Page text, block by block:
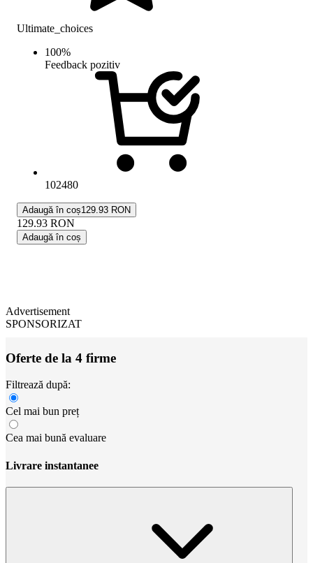
Ultimate_choices
100%
Feedback pozitiv
102480
Adaugă în coș129.93 RON
129.93 RON
Adaugă în coș
Advertisement
SPONSORIZAT
Oferte de la 4 firme
Filtrează după:
Cel mai bun preț
Cea mai bună evaluare
Livrare instantanee